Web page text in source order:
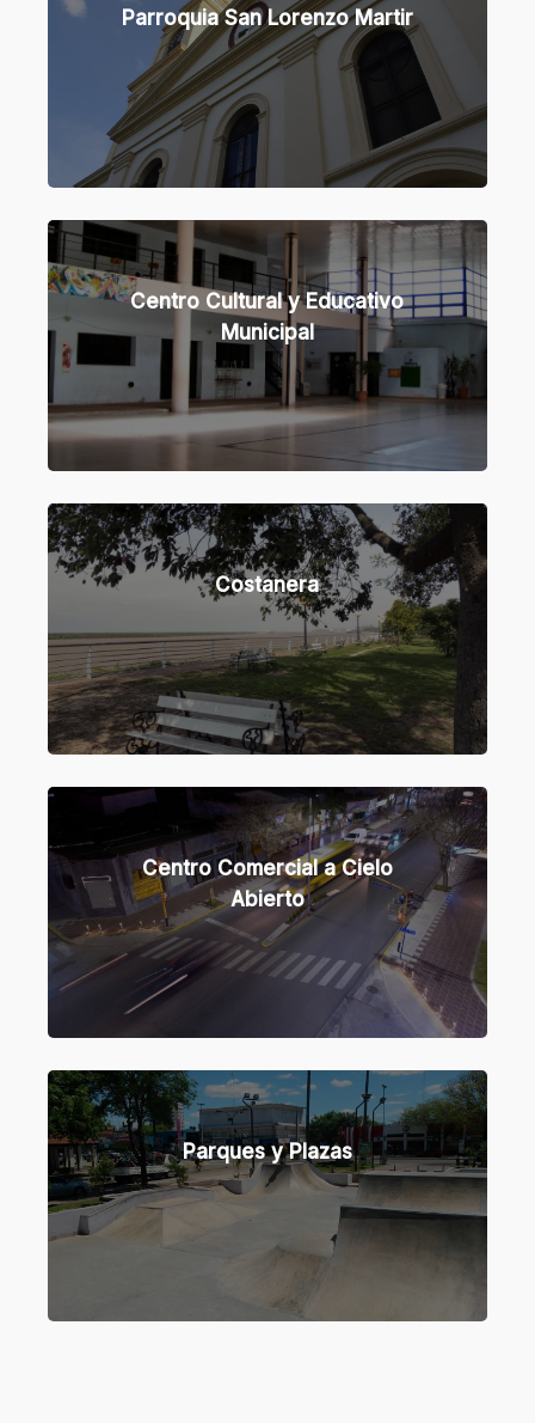
Parroquia San Lorenzo Martir
Centro Cultural y Educativo
Municipal
Learn
more
Costanera
Centro Comercial a Cielo
Abierto
Parques y Plazas